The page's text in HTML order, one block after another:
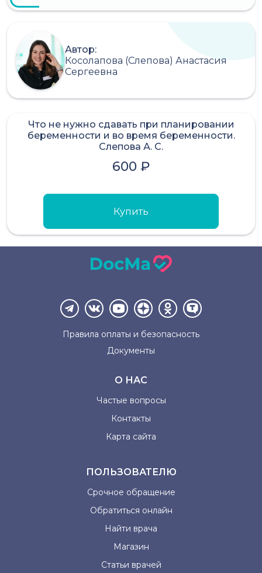
Автор:
Косолапова (Слепова) Анастасия
Сергеевна
Что не нужно сдавать при планировании
беременности и во время беременности.
Слепова А. С.
600 ₽
Купить
Правила оплаты и безопасность
Документы
О НАС
Частые вопросы
Контакты
Карта сайта
ПОЛЬЗОВАТЕЛЮ
Срочное обращение
Обратиться онлайн
Найти врача
Магазин
Статьи врачей